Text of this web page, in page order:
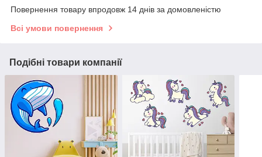
Повернення товару впродовж 14 днів за домовленістю
Всі умови повернення
Подібні товари компанії